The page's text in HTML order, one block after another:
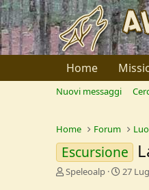
Home
Nuovi messaggi
Home Forum
Escursione
C
Speleoalp
D
27